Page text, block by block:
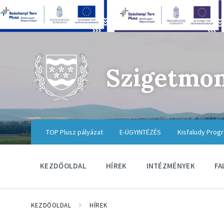
TOP Plusz pályázat E-ÜGYINTÉZÉS Kisfaludy
KEZDŐOLDAL HÍREK INTÉZMÉNYEK
KEZDŐOLDAL HÍREK